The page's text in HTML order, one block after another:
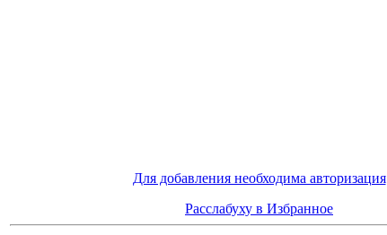
Для добавления необходима авторизация
Расслабуху в Избранное